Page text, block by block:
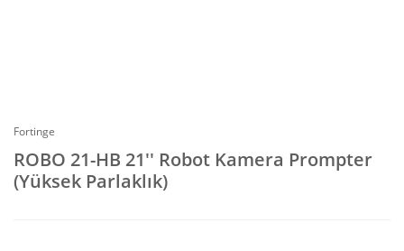
Fortinge
ROBO 21-HB 21'' Robot Kamera Prompter
(Yüksek Parlaklık)